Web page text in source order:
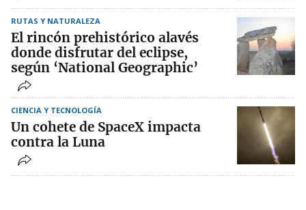
RUTAS Y NATURALEZA
El rincón prehistórico alavés
donde disfrutar del eclipse,
según ‘National Geographic’
CIENCIA Y TECNOLOGÍA
Un cohete de SpaceX impacta
contra la Luna